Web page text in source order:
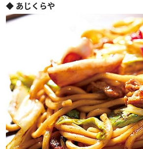
◆ あじくらや